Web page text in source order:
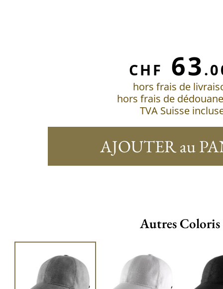
CHF 63
hors frais de
hors frais de
TVA Suisse
AJOUTER au
Autres Coloris